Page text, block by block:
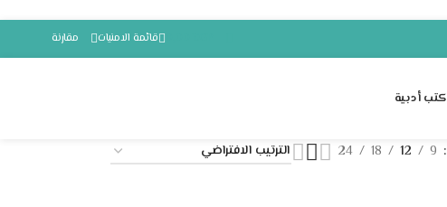
قائمة الامنيات مقارنة
كتب أدبية
9
12
18
24